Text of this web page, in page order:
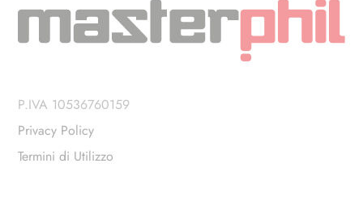
P.IVA 10536760159
Privacy Policy
Termini di Utilizzo